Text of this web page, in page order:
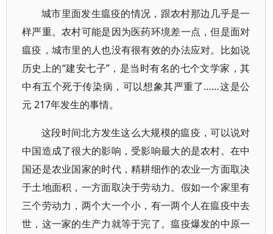
城市里面发生瘟疫的情况，跟农村那边几乎是一
样严重。农村可能是因为医药环境差一点，但是面对
瘟疫，城市里的人也没有很有效的办法应对。比如说
历史上的“建安七子”，是当时有名的七个文学家，其
中有五个死于传染病，可以想象其严重了……这是公
元 217年发生的事情。
这段时间北方发生这么大规模的瘟疫，可以说对
中国造成了很大的影响，受影响最大的是农村。在中
国还是农业国家的时代，精耕细作的农业一方面取决
于土地面积，一方面取决于劳动力。假如一个家里有
三个劳动力，两个大一个小，有一两个人在瘟疫中去
世，这一家的生产力就等于完了。瘟疫爆发的中原一